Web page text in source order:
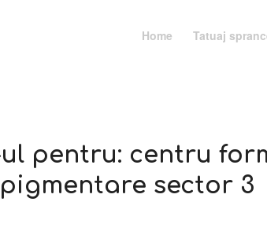
Home Tatuaj
pentru: centru
sector 3